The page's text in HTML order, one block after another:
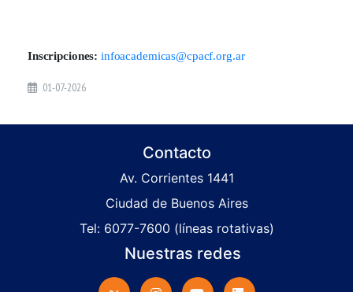
Inscripciones: infoacademicas@cpacf.org.ar
01-07-2026
Contacto
Av. Corrientes 1441
Ciudad de Buenos Aires
Tel: 6077-7600 (líneas rotativas)
Nuestras redes